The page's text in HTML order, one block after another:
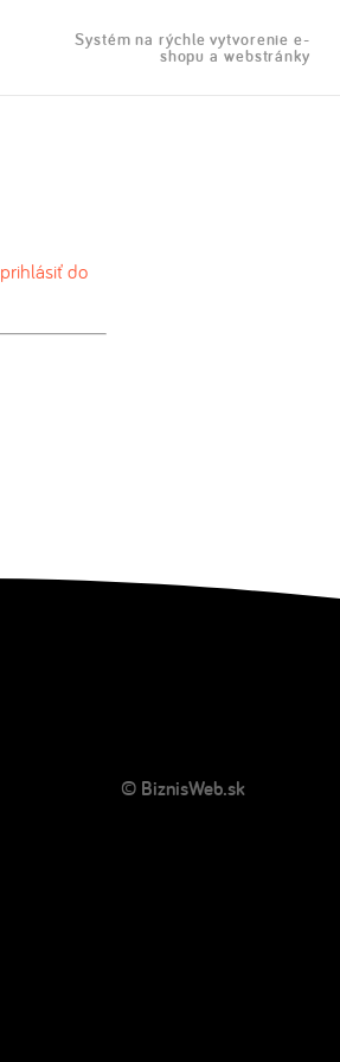
Systém na rýchle vytvorenie e-
shopu a webstránky
prihlásiť do
© BiznisWeb.sk